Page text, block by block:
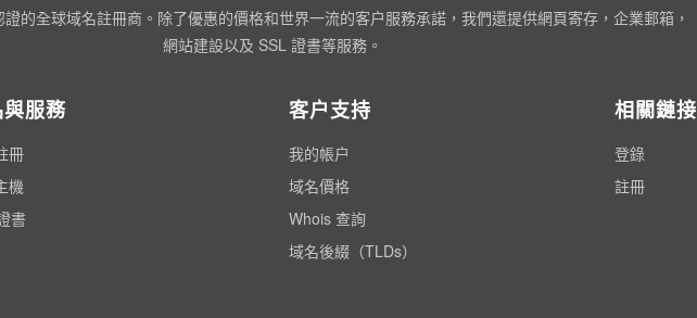
的全球域名註冊商。除了優惠的價格和世界一流的客户服務承諾，我們還提供網頁寄存，企業郵箱，
網站建設以及 SSL 證書等服務。
服務
冊
機
書
客户支持
我的帳户
域名價格
Whois 查詢
域名後綴（TLDs）
相關鏈接
登錄
註冊